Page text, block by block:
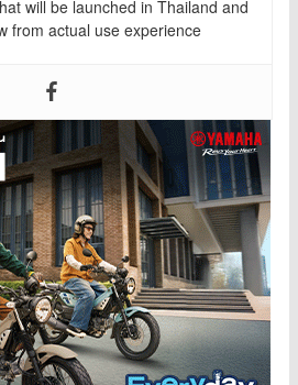
will be launched in Thailand and
from actual use experience